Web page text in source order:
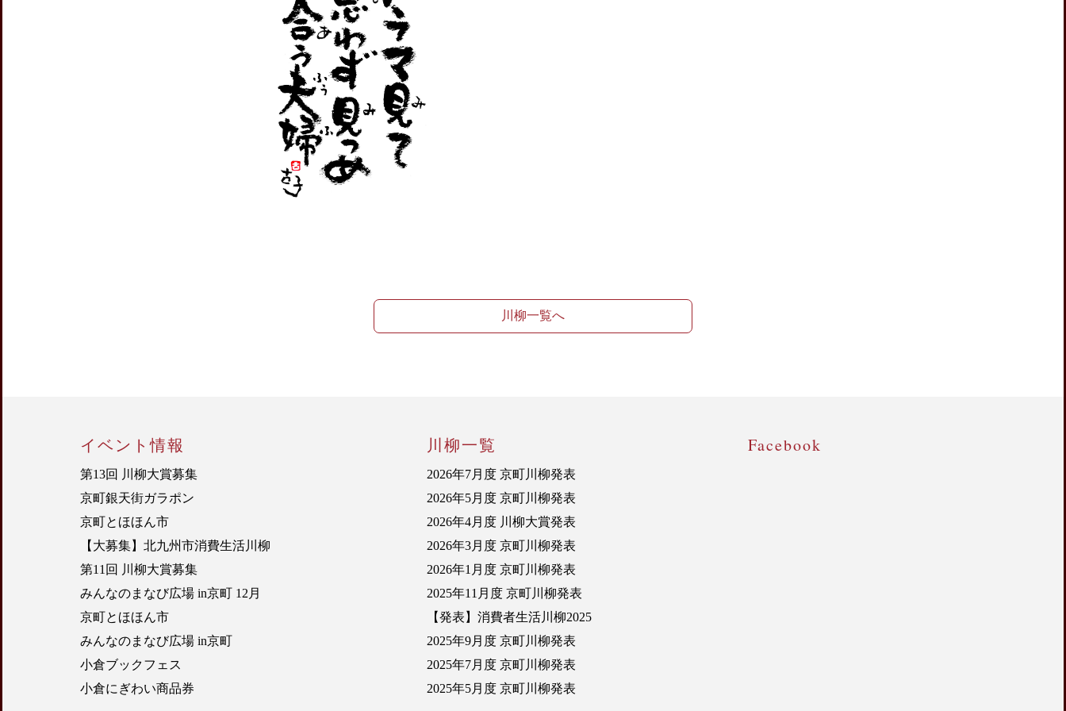
川柳一覧へ
イベント情報
第13回 川柳大賞募集
京町銀天街ガラポン
京町とほほん市
【大募集】北九州市消費生活川柳
第11回 川柳大賞募集
みんなのまなび広場 in京町 12月
京町とほほん市
みんなのまなび広場 in京町
小倉ブックフェス
小倉にぎわい商品券
川柳一覧
2026年7月度 京町川柳発表
2026年5月度 京町川柳発表
2026年4月度 川柳大賞発表
2026年3月度 京町川柳発表
2026年1月度 京町川柳発表
2025年11月度 京町川柳発表
【発表】消費者生活川柳2025
2025年9月度 京町川柳発表
2025年7月度 京町川柳発表
2025年5月度 京町川柳発表
Facebook